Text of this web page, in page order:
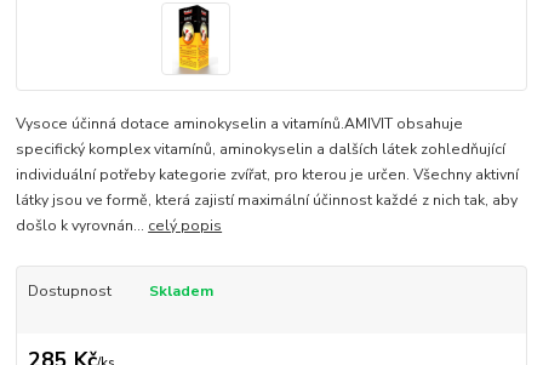
Vysoce účinná dotace aminokyselin a vitamínů.AMIVIT obsahuje
specifický komplex vitamínů, aminokyselin a dalších látek zohledňující
individuální potřeby kategorie zvířat, pro kterou je určen. Všechny aktivní
látky jsou ve formě, která zajistí maximální účinnost každé z nich tak, aby
došlo k vyrovnán... celý popis
Dostupnost Skladem